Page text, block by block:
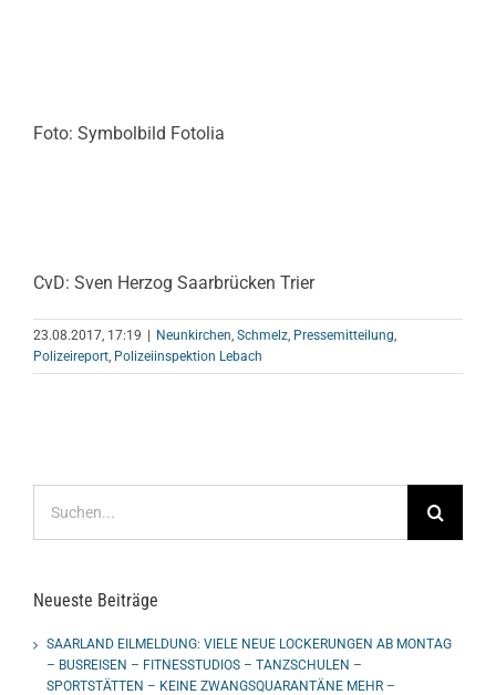
Foto: Symbolbild Fotolia
CvD: Sven Herzog Saarbrücken Trier
23.08.2017, 17:19 | Neunkirchen Schmelz Pressemitteilung
Polizeireport Polizeiinspektion Lebach
nach:
Neueste Beiträge
SAARLAND EILMELDUNG: VIELE NEUE LOCKERUNGEN AB MONTAG
– BUSREISEN – FITNESSTUDIOS – TANZSCHULEN –
SPORTSTÄTTEN – KEINE ZWANGSQUARANTÄNE MEHR –